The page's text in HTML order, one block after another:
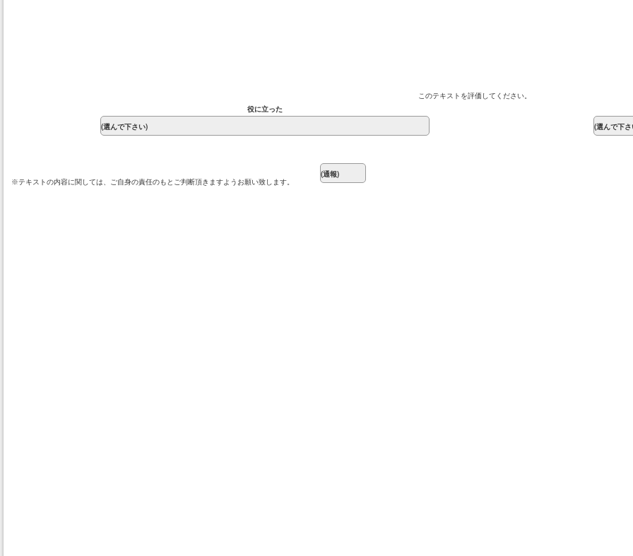
このテキストを評価してください。
役に立った
※テキストの内容に関しては、ご自身の責任のもとご判断頂きますようお願い致します。